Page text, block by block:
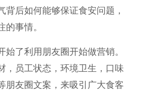
背后如何能够保证食安问题，
的事情。
始了利用朋友圈开始做营销。
，员工状态，环境卫生，口味
朋友圈文案，来吸引广大食客